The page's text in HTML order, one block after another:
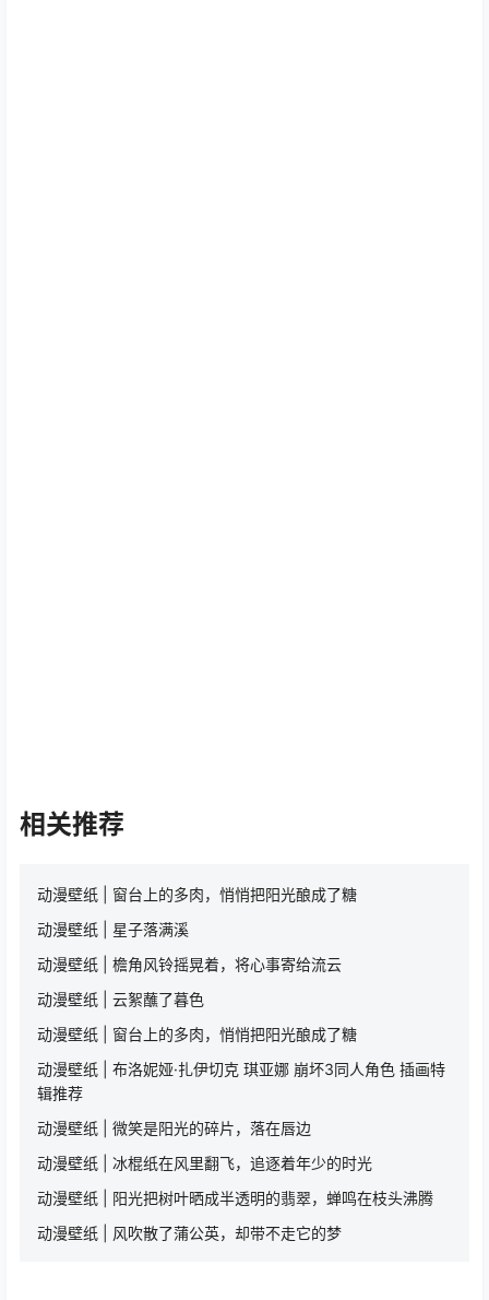
相关推荐
动漫壁纸 | 窗台上的多肉，悄悄把阳光酿成了糖
动漫壁纸 | 星子落满溪
动漫壁纸 | 檐角风铃摇晃着，将心事寄给流云
动漫壁纸 | 云絮蘸了暮色
动漫壁纸 | 窗台上的多肉，悄悄把阳光酿成了糖
动漫壁纸 | 布洛妮娅·扎伊切克 琪亚娜 崩坏3同人角色 插画特
辑推荐
动漫壁纸 | 微笑是阳光的碎片，落在唇边
动漫壁纸 | 冰棍纸在风里翻飞，追逐着年少的时光
动漫壁纸 | 阳光把树叶晒成半透明的翡翠，蝉鸣在枝头沸腾
动漫壁纸 | 风吹散了蒲公英，却带不走它的梦